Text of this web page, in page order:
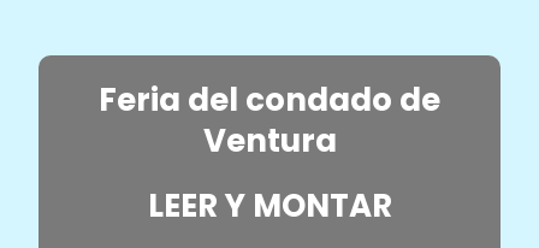
Feria del condado de
Ventura
LEER Y MONTAR